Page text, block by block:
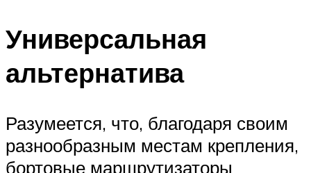
Универсальная
альтернатива
Разумеется, что, благодаря своим
разнообразным местам крепления,
бортовые маршрутизаторы